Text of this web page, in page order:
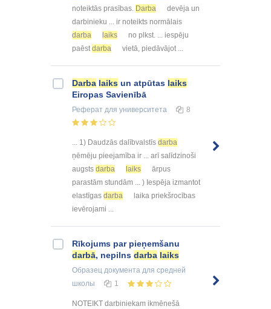
noteiktās prasības. Darba
devēja un
darbinieku ... ir noteikts normālais
darba
laiks
no plkst. ... iespēju
paēst darba vietā, piedāvājot ...
Darba laiks un atpūtas laiks
Eiropas Savienībā
Реферат для университета 8
... 1) Daudzās dalībvalstīs darba
ņēmēju pieejamība ir ... arī salīdzinoši
augsts darba laiks
ārpus
parastām stundām ... ) Iespēja izmantot
elastīgas darba
laika priekšrocības
ievērojami ...
Rīkojums par pieņemšanu
darbā, nepilns darba laiks
Образец документа для средней
школы
1
NOTEIKT darbiniekam ikmēnešā